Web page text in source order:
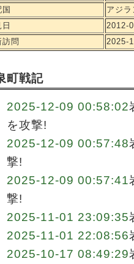
アジ
2012-
訪問
2025-
町戦記
2025-12-09 00:58:02
を攻撃!
2025-12-09 00:57:48
撃!
2025-12-09 00:57:41
撃!
2025-11-01 23:09:35
2025-11-01 22:08:56
2025-10-17 08:49:29